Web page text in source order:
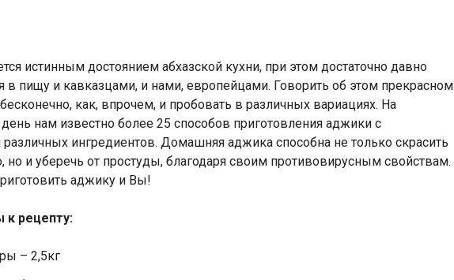
истинным достоянием абхазской кухни, при этом достаточно давно
в пищу и кавказцами, и нами, европейцами. Говорить об этом прекрасном
как, впрочем, и пробовать в различных вариациях. На
нам известно более 25 способов приготовления аджики с
ингредиентов. Домашняя аджика способна не только скрасить
и уберечь от простуды, благодаря своим противовирусным свойствам.
аджику и Вы!
к рецепту:
– 2,5кг